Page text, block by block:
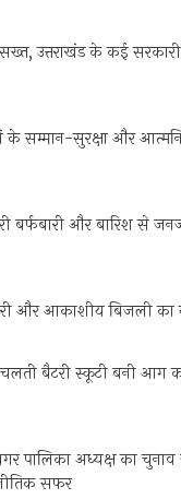
उत्तराखंड के कई
सम्मान-सुरक्षा और
बर्फबारी और बारिश से
और आकाशीय बिजली का
चलती बैटरी स्कूटी बनी
पालिका अध्यक्ष का
सफर